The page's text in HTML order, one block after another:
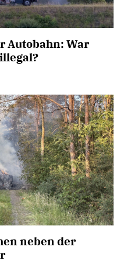
Autobahn: War
neben der